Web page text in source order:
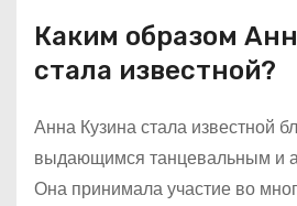
Каким образом
стала известной?
Анна Кузина стала известной
выдающимся танцевальным и
Она принимала участие во